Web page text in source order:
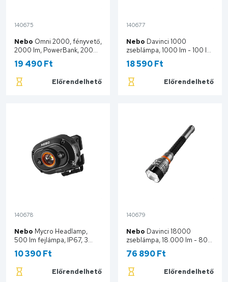
140675
Nebo Omni 2000, fényvető,
2000 lm, PowerBank, 2000
lm - 1100 lm - 20 lm, 4000
mAh, mágneses NE0015
19 490 Ft
Előrendelhető
Kosárba
140677
Nebo Davinci 1000
zseblámpa, 1000 lm - 100 lm,
4 funkció, IP67, 6x zoom,
PowerBank funkció NEB-
FLT-0018-G
18 590 Ft
Előrendelhető
Kosárba
140678
Nebo Mycro Headlamp,
500 lm fejlámpa, IP67, 3
üzemmód, 500 mAh NEB-
HLP-0011-G
10 390 Ft
Előrendelhető
Kosárba
140679
Nebo Davinci 18000
zseblámpa, 18.000 lm - 800
lm, 5 funkció, 2x zoom, IP67,
SPC, STC, 5000 mAh NEB-
FLT-1015-G
76 890 Ft
Előrendelhető
Kosárba